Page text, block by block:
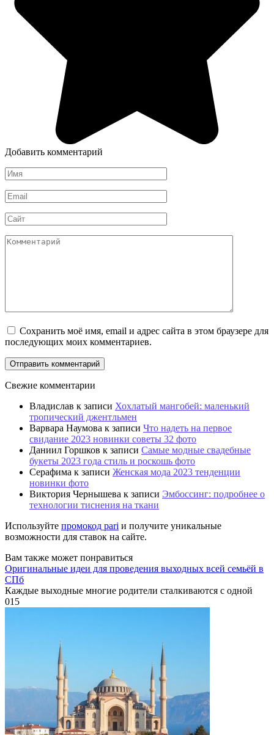
Добавить комментарий
Имя
Email
Сайт
Комментарий
Сохранить моё имя, email и адрес сайта в этом браузере для
последующих моих комментариев.
Свежие комментарии
Владислав к записи Хохлатый мангобей: маленький
тропический джентльмен
Варвара Наумова к записи Что надеть на первое
свидание 2023 новинки советы 32 фото
Даниил Горшков к записи Самые модные свадебные
букеты 2023 года стиль и роскошь фото
Серафима к записи Женская мода 2023 тенденции
новинки фото
Виктория Чернышева к записи Эмбоссинг: подробнее о
технологии тиснения на ткани
Используйте промокод pari и получите уникальные
возможности для ставок на сайте.
Вам также может понравиться
Оригинальные идеи для проведения выходных всей семьёй в
СПб
Каждые выходные многие родители сталкиваются с одной
015